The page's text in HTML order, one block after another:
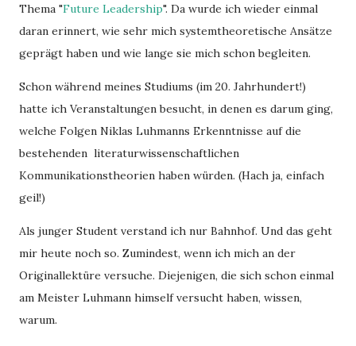
Thema "Future Leadership". Da wurde ich wieder einmal
daran erinnert, wie sehr mich systemtheoretische Ansätze
geprägt haben und wie lange sie mich schon begleiten.
Schon während meines Studiums (im 20. Jahrhundert!)
hatte ich Veranstaltungen besucht, in denen es darum ging,
welche Folgen Niklas Luhmanns Erkenntnisse auf die
bestehenden literaturwissenschaftlichen
Kommunikationstheorien haben würden. (Hach ja, einfach
geil!)
Als junger Student verstand ich nur Bahnhof. Und das geht
mir heute noch so. Zumindest, wenn ich mich an der
Originallektüre versuche. Diejenigen, die sich schon einmal
am Meister Luhmann himself versucht haben, wissen,
warum.